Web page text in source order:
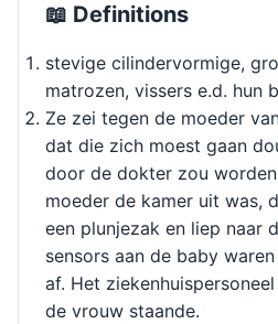
📖 Definitions
stevige cilindervormige,
matrozen, vissers e.d. hun
Ze zei tegen de moeder
dat die zich moest gaan
door de dokter zou
moeder de kamer uit was,
een plunjezak en liep naar
sensors aan de baby
af. Het
de vrouw staande.